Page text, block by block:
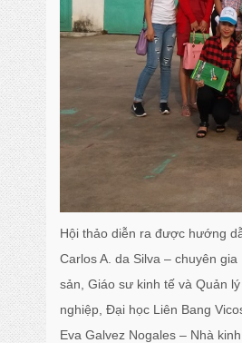
Hội thảo diễn ra được hướng
Carlos A. da Silva – chuyên
sản, Giáo sư kinh tế và Quản
nghiệp, Đại học Liên Bang
Eva Galvez Nogales – Nhà